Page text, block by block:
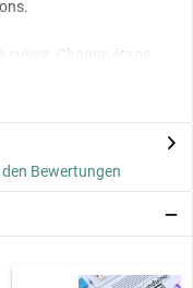
suivre. Chaque étape
mais aussi pourquoi
compréhensible et les
à tout moment, les
Bewertungen